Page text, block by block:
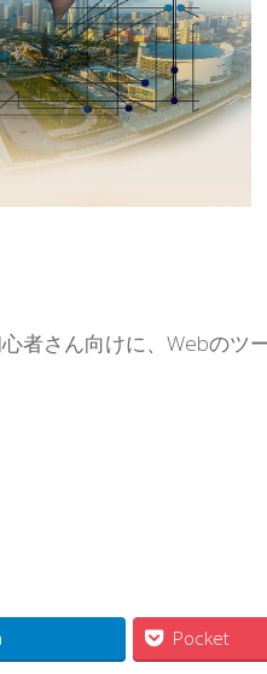
者さん向けに、Webのツ
Pocket